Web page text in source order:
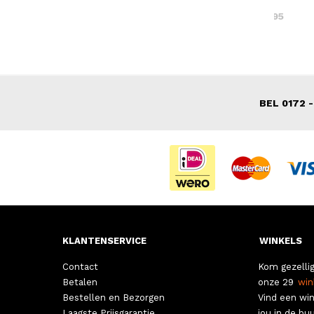
49,95
BEL 0172
KLANTENSERVICE
Contact
Betalen
Bestellen en Bezorgen
WINKELS
Kom
onze 29
Vind een